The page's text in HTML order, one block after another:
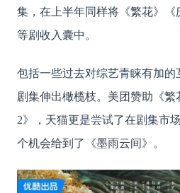
集，在上半年同样将《繁花》《
等剧收入囊中。
包括一些过去对综艺青睐有加的
剧集伸出橄榄枝。美团赞助《
2》，天猫更是尝试了在剧集市
个机会给到了《墨雨云间》。